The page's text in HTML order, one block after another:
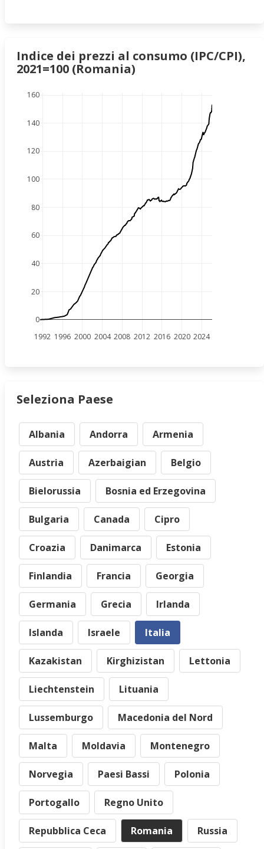
Indice dei prezzi al consumo (IPC/CPI),
2021=100 (Romania)
1992 1996 2000 2004 2008 2012 2016 2020 2024
0
20
40
60
80
100
120
140
160
Seleziona Paese
Albania Andorra Armenia
Austria Azerbaigian Belgio
Bielorussia Bosnia ed Erzegovina
Bulgaria Canada Cipro
Croazia Danimarca Estonia
Finlandia Francia Georgia
Germania Grecia Irlanda
Islanda Israele Italia
Kazakistan Kirghizistan Lettonia
Liechtenstein Lituania
Lussemburgo Macedonia del Nord
Malta Moldavia Montenegro
Norvegia Paesi Bassi Polonia
Portogallo Regno Unito
Repubblica Ceca Romania Russia